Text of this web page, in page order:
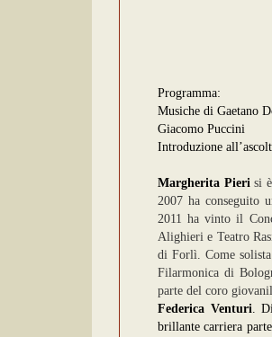
Programma:
Musiche di Gaetano
Giacomo Puccini
Introduzione
Margherita Pierisi è
2007 ha conseguito
2011 ha vinto il
Alighieri e Teatro
di Forlì. Come
Filarmonica di
parte del coro
Federica Venturi.
brillante carriera